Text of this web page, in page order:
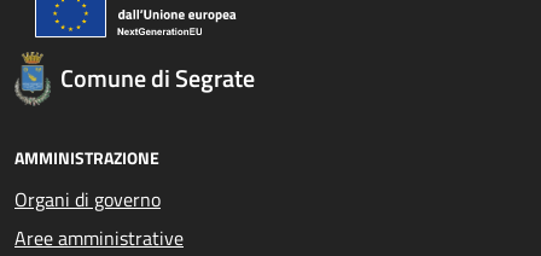
Comune di Segrate
AMMINISTRAZIONE
Organi di governo
Aree amministrative